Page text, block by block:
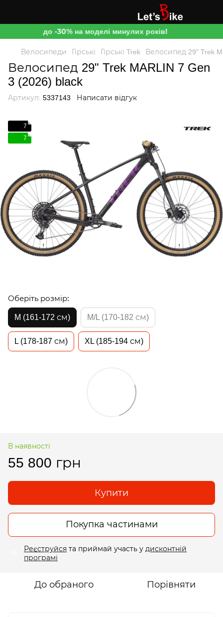
до -30% на моделі минулих років!
Велосипеди Гірські Гірські Trek Велосипед 29" Trek
Велосипед 29" Trek MARLIN 7 Gen
3 (2026) black
Артикул: 5337143 Написати відгук
7
7
Оберіть розмір:
M (161-172 см) M/L (170-182 см)
L (178-187 см) XL (185-194 см)
В наявності
55 800 грн
Купити
Покупка частинами
Реєструйся та приймай участь у дисконтній
програмі
До обраного Порівняти